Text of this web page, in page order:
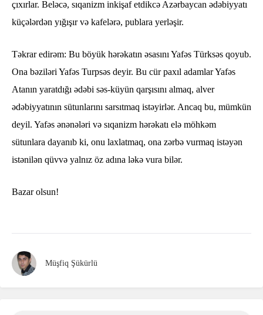
çıxırlar. Beləcə, sıqanizm inkişaf etdikcə Azərbaycan ədəbiyyatı
küçələrdən yığışır və kafelərə, publara yerləşir.
Təkrar edirəm: Bu böyük hərəkatın əsasını Yafəs Türksəs qoyub.
Ona bəziləri Yafəs Turpsəs deyir. Bu cür paxıl adamlar Yafəs
Atanın yaratdığı ədəbi səs-küyün qarşısını almaq, alver
ədəbiyyatının sütunlarını sarsıtmaq istəyirlər. Ancaq bu, mümkün
deyil. Yafəs ənənələri və sıqanizm hərəkatı elə möhkəm
sütunlara dayanıb ki, onu laxlatmaq, ona zərbə vurmaq istəyən
istənilən qüvvə yalnız öz adına ləkə vura bilər.
Bazar olsun!
Müşfiq Şükürlü